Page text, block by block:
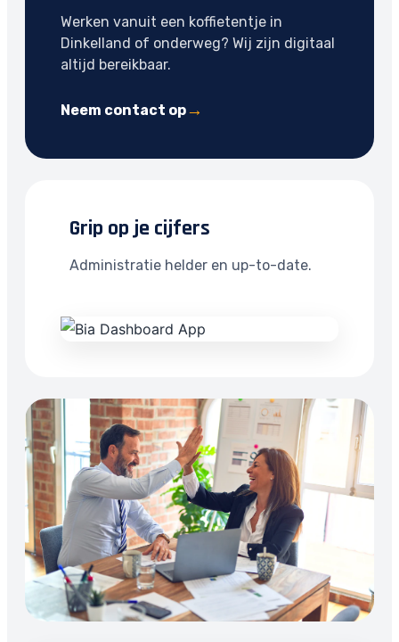
Werken vanuit een koffietentje in
Dinkelland of onderweg? Wij zijn digitaal
altijd bereikbaar.
Neem contact op
Grip op je cijfers
Administratie helder en up-to-date.